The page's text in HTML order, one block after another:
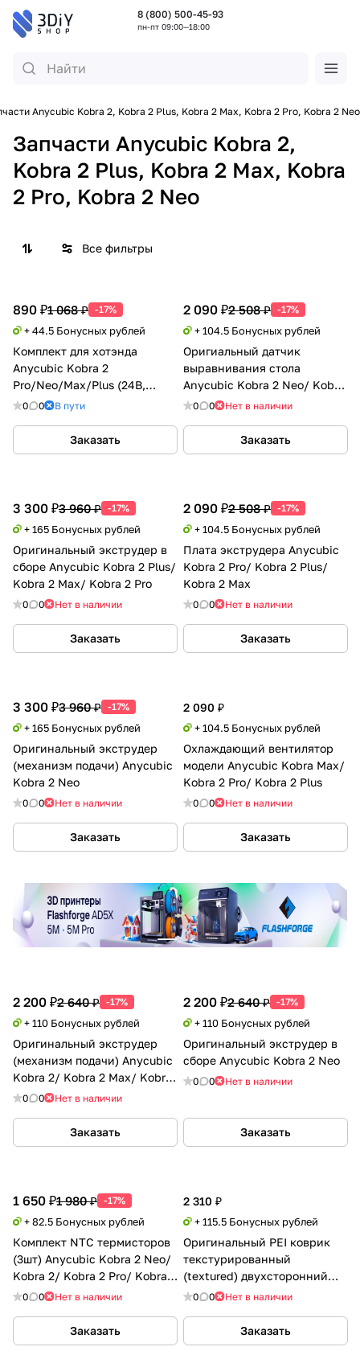
8 (800) 500-45-93
пн-пт 09:00—18:00
Anycubic Kobra 2, Kobra 2 Plus, Kobra 2 Max, Kobra 2 Pro, Kobra 2 Neo
Запчасти Anycubic Kobra 2,
Kobra 2 Plus, Kobra 2 Max, Kobra
2 Pro, Kobra 2 Neo
Все фильтры
890 ₽1 068 ₽ -17%
+ 44.5 Бонусных рублей
Комплект для хотэнда
Anycubic Kobra 2
Pro/Neo/Max/Plus (24В,
60Вт) Kingroon
0 0 В пути
Заказать
2 090 ₽2 508 ₽ -17%
+ 104.5 Бонусных рублей
Оригиальный датчик
выравнивания стола
Anycubic Kobra 2 Neo/ Kobra
2/ Kobra 2 Pro
0 0 Нет в наличии
Заказать
3 300 ₽3 960 ₽ -17%
+ 165 Бонусных рублей
Оригинальный экструдер в
сборе Anycubic Kobra 2 Plus/
Kobra 2 Max/ Kobra 2 Pro
0 0 Нет в наличии
Заказать
2 090 ₽2 508 ₽ -17%
+ 104.5 Бонусных рублей
Плата экструдера Anycubic
Kobra 2 Pro/ Kobra 2 Plus/
Kobra 2 Max
0 0 Нет в наличии
Заказать
3 300 ₽3 960 ₽ -17%
+ 165 Бонусных рублей
Оригинальный экструдер
(механизм подачи) Anycubic
Kobra 2 Neo
0 0 Нет в наличии
Заказать
2 090 ₽
+ 104.5 Бонусных рублей
Охлаждающий вентилятор
модели Anycubic Kobra Max/
Kobra 2 Pro/ Kobra 2 Plus
0 0 Нет в наличии
Заказать
2 200 ₽2 640 ₽ -17%
+ 110 Бонусных рублей
Оригинальный экструдер
(механизм подачи) Anycubic
Kobra 2/ Kobra 2 Max/ Kobra
2 Pro/ Kobra 2 Plus
0 0 Нет в наличии
Заказать
2 200 ₽2 640 ₽ -17%
+ 110 Бонусных рублей
Оригинальный экструдер в
сборе Anycubic Kobra 2 Neo
0 0 Нет в наличии
Заказать
1 650 ₽1 980 ₽ -17%
+ 82.5 Бонусных рублей
Комплект NTC термисторов
(3шт) Anycubic Kobra 2 Neo/
Kobra 2/ Kobra 2 Pro/ Kobra 2
Plus/ Kobra 2 Max
0 0 Нет в наличии
Заказать
2 310 ₽
+ 115.5 Бонусных рублей
Оригинальный PEI коврик
текстурированный
(textured) двухсторонний
Anycubic Kobra 2/ Kobra 2
0 0 Нет в наличии
Заказать